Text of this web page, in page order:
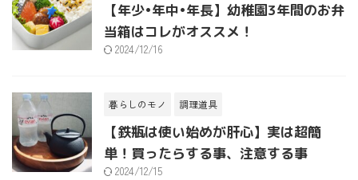
【年少•年中•年長】幼稚園3年間のお弁
当箱はコレがオススメ！
2024/12/16
暮らしのモノ 調理道具
【鉄瓶は使い始めが肝心】実は超簡
単！買ったらする事、注意する事
2024/12/15